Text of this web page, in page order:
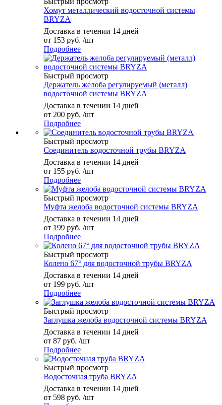
Хомут металлический водосточной системы
BRYZA
Доставка в течении 14 дней
от 153 руб. /шт
Подробнее
Быстрый просмотр
Держатель желоба регулируемый (металл)
водосточной системы BRYZA
Доставка в течении 14 дней
от 200 руб. /шт
Подробнее
Быстрый просмотр
Соединитель водосточной трубы BRYZA
Доставка в течении 14 дней
от 155 руб. /шт
Подробнее
Быстрый просмотр
Муфта желоба водосточной системы BRYZA
Доставка в течении 14 дней
от 199 руб. /шт
Подробнее
Быстрый просмотр
Колено 67° для водосточной трубы BRYZA
Доставка в течении 14 дней
от 199 руб. /шт
Подробнее
Быстрый просмотр
Заглушка желоба водосточной системы BRYZA
Доставка в течении 14 дней
от 87 руб. /шт
Подробнее
Быстрый просмотр
Водосточная труба BRYZA
Доставка в течении 14 дней
от 598 руб. /шт